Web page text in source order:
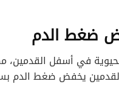
في أسفل
يخفض ضغط الدم